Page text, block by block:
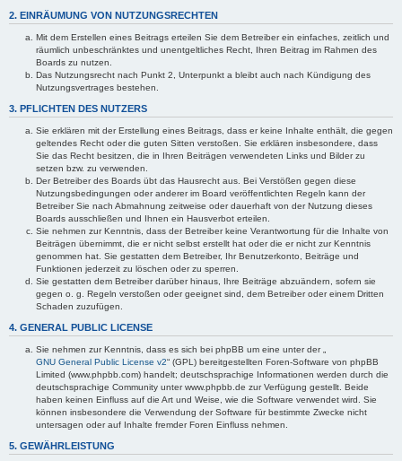
2. EINRÄUMUNG VON NUTZUNGSRECHTEN
Mit dem Erstellen eines Beitrags erteilen Sie dem Betreiber ein einfaches, zeitlich und
räumlich unbeschränktes und unentgeltliches Recht, Ihren Beitrag im Rahmen des
Boards zu nutzen.
Das Nutzungsrecht nach Punkt 2, Unterpunkt a bleibt auch nach Kündigung des
Nutzungsvertrages bestehen.
3. PFLICHTEN DES NUTZERS
Sie erklären mit der Erstellung eines Beitrags, dass er keine Inhalte enthält, die gegen
geltendes Recht oder die guten Sitten verstoßen. Sie erklären insbesondere, dass
Sie das Recht besitzen, die in Ihren Beiträgen verwendeten Links und Bilder zu
setzen bzw. zu verwenden.
Der Betreiber des Boards übt das Hausrecht aus. Bei Verstößen gegen diese
Nutzungsbedingungen oder anderer im Board veröffentlichten Regeln kann der
Betreiber Sie nach Abmahnung zeitweise oder dauerhaft von der Nutzung dieses
Boards ausschließen und Ihnen ein Hausverbot erteilen.
Sie nehmen zur Kenntnis, dass der Betreiber keine Verantwortung für die Inhalte von
Beiträgen übernimmt, die er nicht selbst erstellt hat oder die er nicht zur Kenntnis
genommen hat. Sie gestatten dem Betreiber, Ihr Benutzerkonto, Beiträge und
Funktionen jederzeit zu löschen oder zu sperren.
Sie gestatten dem Betreiber darüber hinaus, Ihre Beiträge abzuändern, sofern sie
gegen o. g. Regeln verstoßen oder geeignet sind, dem Betreiber oder einem Dritten
Schaden zuzufügen.
4. GENERAL PUBLIC LICENSE
Sie nehmen zur Kenntnis, dass es sich bei phpBB um eine unter der „
GNU General Public License v2“ (GPL) bereitgestellten Foren-Software von phpBB
Limited (www.phpbb.com) handelt; deutschsprachige Informationen werden durch die
deutschsprachige Community unter www.phpbb.de zur Verfügung gestellt. Beide
haben keinen Einfluss auf die Art und Weise, wie die Software verwendet wird. Sie
können insbesondere die Verwendung der Software für bestimmte Zwecke nicht
untersagen oder auf Inhalte fremder Foren Einfluss nehmen.
5. GEWÄHRLEISTUNG